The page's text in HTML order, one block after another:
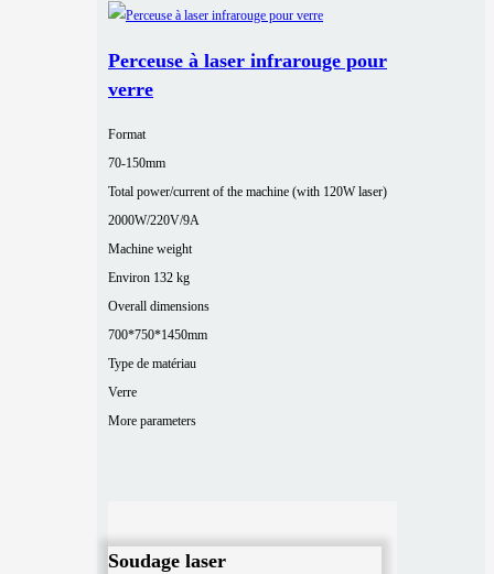
Perceuse à laser infrarouge pour
verre
Format
70-150mm
Total power/current of the machine (with 120W laser)
2000W/220V/9A
Machine weight
Environ 132 kg
Overall dimensions
700*750*1450mm
Type de matériau
Verre
More parameters
Soudage laser